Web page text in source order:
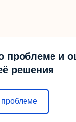
проблеме и
решения
проблеме